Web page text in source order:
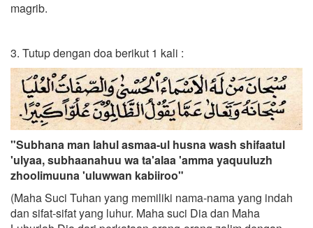
magrib.
3. Tutup dengan doa berikut 1 kali :
"Subhana man lahul asmaa-ul husna wash shifaatul
'ulyaa, subhaanahuu wa ta'alaa 'amma yaquuluzh
zhoolimuuna 'uluwwan kabiiroo"
(Maha Suci Tuhan yang memiliki nama-nama yang indah
dan sifat-sifat yang luhur. Maha suci Dia dan Maha